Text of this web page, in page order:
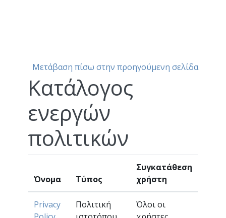
Μετάβαση πίσω στην προηγούμενη σελίδα
Κατάλογος
ενεργών
πολιτικών
Όνομα Τύπος
Συγκατάθεση
χρήστη
Privacy
Πολιτική
Όλοι οι